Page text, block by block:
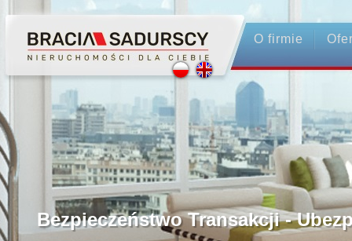
O firmie
Profesjonalne Pośrednictwo
Bezpieczeństwo Transakcji -